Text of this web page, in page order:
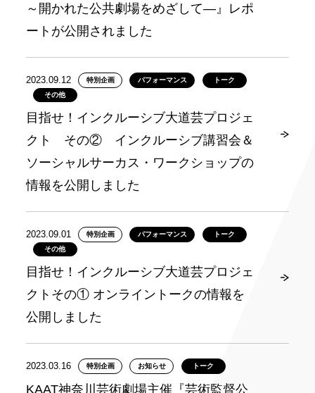
～開かれた公共劇場をめざして―』レポ
ートが公開されました
2023.09.12 特別企画 パフォーマンス
トーク
その他
目指せ！インクルーシブ大道芸プロジェ
クト その② インクルーシブ講習会＆
ソーシャルサーカス・ワークショップの
情報を公開しました
2023.09.01 特別企画 パフォーマンス
トーク
その他
目指せ！インクルーシブ大道芸プロジェ
クトその① オンライントークの情報を
公開しました
2023.03.16 特別企画 お知らせ トーク
KAAT神奈川芸術劇場主催『芸術監督公